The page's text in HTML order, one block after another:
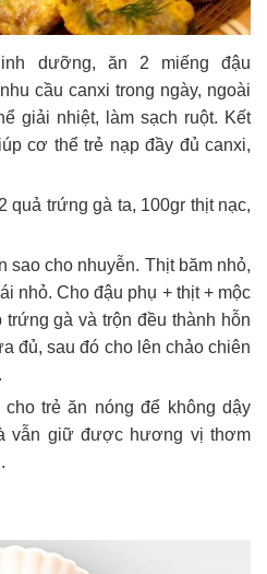
dưỡng, ăn 2 miếng đậu
cầu canxi trong ngày, ngoài
giải nhiệt, làm sạch ruột. Kết
cơ thể trẻ nạp đầy đủ canxi,
quả trứng gà ta, 100gr thịt nạc,
sao cho nhuyễn. Thịt băm nhỏ,
nhỏ. Cho đậu phụ + thịt + mộc
gà và trộn đều thành hỗn
đủ, sau đó cho lên chảo chiên
trẻ ăn nóng để không dậy
vẫn giữ được hương vị thơm